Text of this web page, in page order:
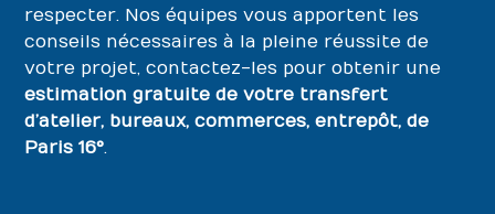
respecter. Nos équipes vous apportent les
conseils nécessaires à la pleine réussite de
votre projet, contactez-les pour obtenir une
estimation gratuite de votre transfert
d’atelier, bureaux, commerces, entrepôt, de
Paris 16°.